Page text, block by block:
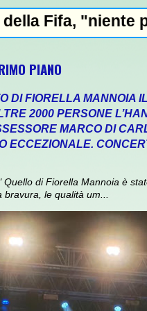
PIANO
DI FIORELLA MANNOIA
2000 PERSONE
MARCO DI
ECCEZIONALE.
Quello di Fiorella Mannoia è
bravura, le qualità um...